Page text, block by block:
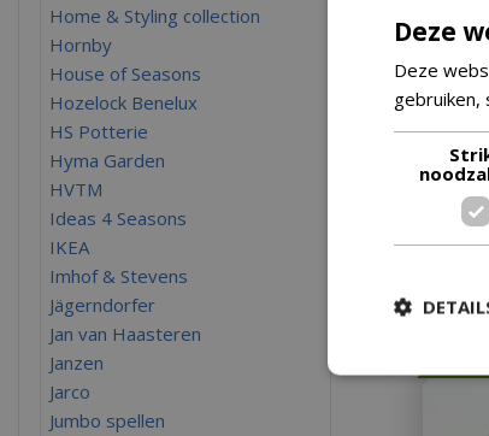
Vaas
65,
€
Home & Styling collection
Hornby
House of Seasons
Hozelock Benelux
HS Potterie
Hyma Garden
HVTM
Ideas 4 Seasons
IKEA
Imhof & Stevens
Jägerndorfer
Jan van Haasteren
Janzen
Jarco
Jumbo spellen
Deze
Deze
gebruiken,